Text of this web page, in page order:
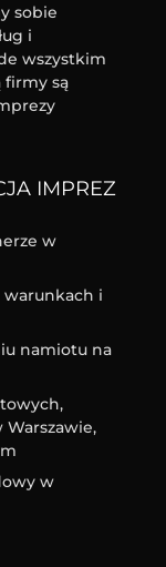
sobie
i
wszystkim
firmy są
IMPREZ
w
warunkach i
namiotu na
w